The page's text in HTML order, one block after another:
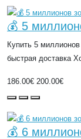
💰 5
Купить 5
быстрая доставка
186.00€ 200.00€
💰 6